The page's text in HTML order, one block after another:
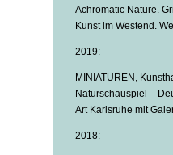
Achromatic Nature.
Kunst im Westend.
2019:
MINIATUREN,
Naturschauspiel –
Art Karlsruhe mit
2018: